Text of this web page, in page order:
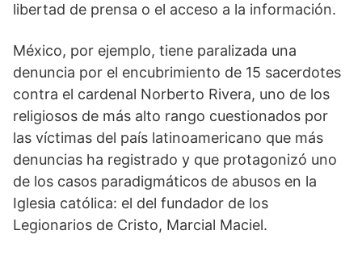
libertad de prensa o el acceso a la información.
México, por ejemplo, tiene paralizada una
denuncia por el encubrimiento de 15 sacerdotes
contra el cardenal Norberto Rivera, uno de los
religiosos de más alto rango cuestionados por
las víctimas del país latinoamericano que más
denuncias ha registrado y que protagonizó uno
de los casos paradigmáticos de abusos en la
Iglesia católica: el del fundador de los
Legionarios de Cristo, Marcial Maciel.